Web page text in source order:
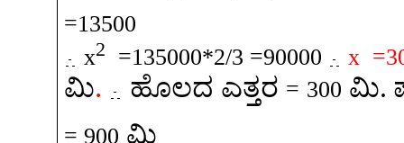
=13500
x2 =135000*2/3 =90000 x
ಮಿ. ಹೊಲದ ಎತ್ತರ = 300 ಮಿ.
= 900 ಮಿ